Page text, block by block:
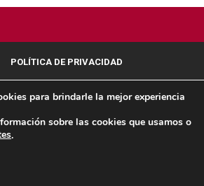
POLÍTICA DE PRIVACIDAD
para brindarle la mejor experiencia
sobre las cookies que usamos o
.